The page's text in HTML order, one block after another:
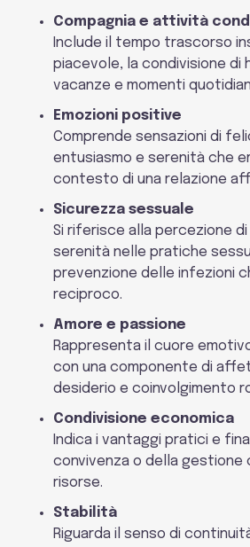
Compagnia e attività
Include il tempo trascorso
piacevole, la condivisione di
vacanze e momenti
Emozioni positive
Comprende sensazioni di
entusiasmo e serenità che
contesto di una relazione
Sicurezza sessuale
Si riferisce alla percezione
serenità nelle pratiche
prevenzione delle infezioni
reciproco.
Amore e passione
Rappresenta il cuore
con una componente di
desiderio e coinvolgimento
Condivisione economica
Indica i vantaggi pratici e
convivenza o della gestione
risorse.
Stabilità
Riguarda il senso di